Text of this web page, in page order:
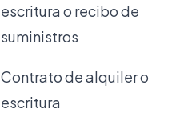
escritura o recibo de
suministros
Contrato de alquiler o
escritura